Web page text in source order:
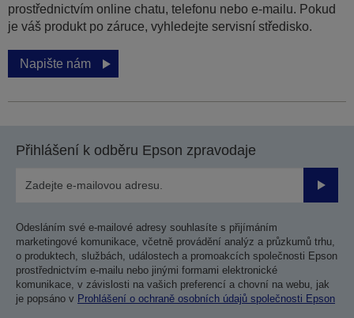
prostřednictvím online chatu, telefonu nebo e-mailu. Pokud
je váš produkt po záruce, vyhledejte servisní středisko.
Napište nám
Přihlášení k odběru Epson zpravodaje
Odesláním své e-mailové adresy souhlasíte s přijímáním
marketingové komunikace, včetně provádění analýz a průzkumů trhu,
o produktech, službách, událostech a promoakcích společnosti Epson
prostřednictvím e-mailu nebo jinými formami elektronické
komunikace, v závislosti na vašich preferencí a chovní na webu, jak
je popsáno v Prohlášení o ochraně osobních údajů společnosti Epson